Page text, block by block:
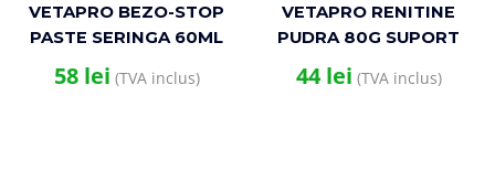
VETAPRO BEZO-STOP
PASTE SERINGA 60ML
SUPORT
GASTROINTESTINAL
58 lei (TVA inclus)
VETAPRO RENITINE
PUDRA 80G SUPORT
RENAL CAINI SI PISICI
44lei (TVA inclus)